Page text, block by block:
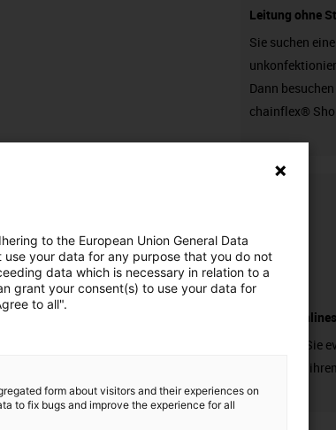
Leitung ohne
Sie suchen eine
Dann
chainflex®
Stecker
Brauchen Sie
Stecker zu
to the European Union General Data
use your data for any purpose that you do not
data which is necessary in relation to a
grant your consent(s) to use your data for
to all".
form about visitors and their experiences on
to fix bugs and improve the experience for all